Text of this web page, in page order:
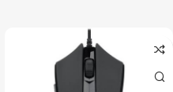
حداکثر دقت (DPI)